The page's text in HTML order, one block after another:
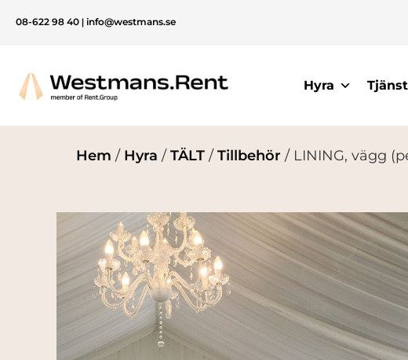
08-622 98 40 | info@westmans.se
Hyra
Hem / Hyra /TÄLT /Tillbehör / LINING, vägg